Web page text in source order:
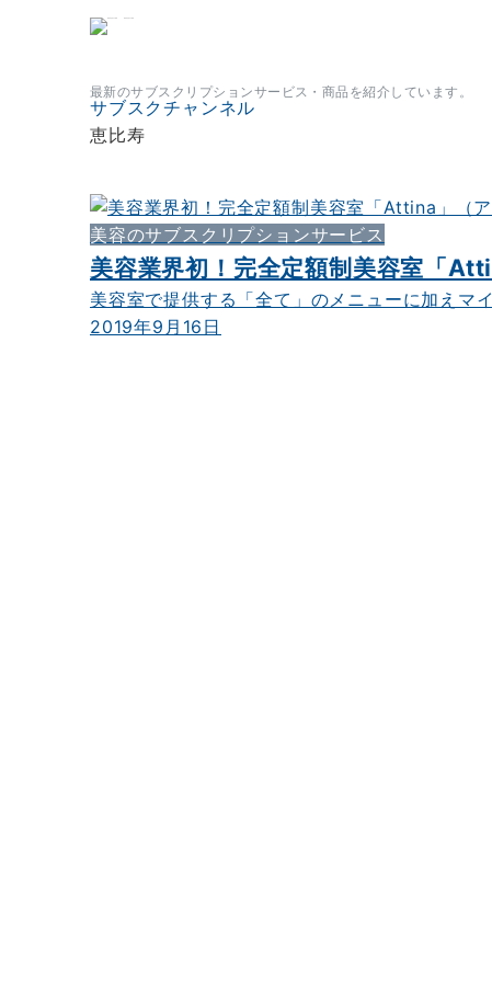
最新のサブスクリプションサービス・商品を紹介しています。
サブスクチャンネル
恵比寿
美容のサブスクリプションサービス
美容業界初！完全定額制美容室「
美容室で提供する「全て」のメニューに加えマ
2019年9月16日